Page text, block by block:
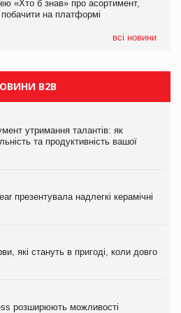
«Хто б знав» про асортимент,
побачити на платформі
всі новини
купує мережу магазинів
B2B
утримання талантів: як
та продуктивність вашої
презентувала надлегкі керамічні
які стануть в пригоді, коли довго
розширюють можливості